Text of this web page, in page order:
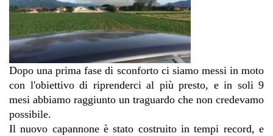
Dopo una prima fase di sconforto ci siamo messi in moto
con l'obiettivo di riprenderci al più presto, e in soli 9
mesi abbiamo raggiunto un traguardo che non credevamo
possibile.
Il nuovo capannone è stato costruito in tempi record, e